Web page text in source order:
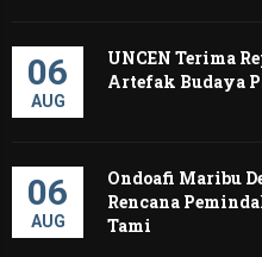
06
AUG
UNCEN Terima
Artefak Budaya
06
AUG
Ondoafi Maribu
Rencana
Tami